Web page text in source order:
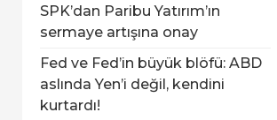
SPK’dan Paribu Yatırım’ın
sermaye artışına onay
Fed ve Fed’in büyük blöfü: ABD
aslında Yen’i değil, kendini
kurtardı!